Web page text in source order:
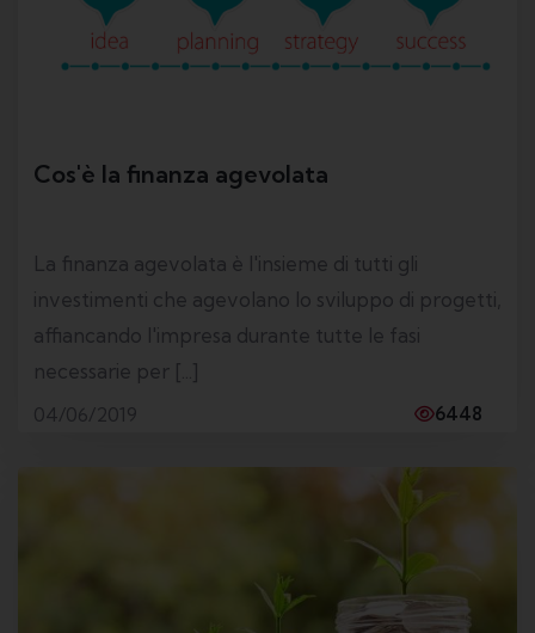
Cos'è la finanza agevolata
La finanza agevolata è l'insieme di tutti gli
investimenti che agevolano lo sviluppo di progetti,
affiancando l'impresa durante tutte le fasi
necessarie per [...]
04/06/2019 6448